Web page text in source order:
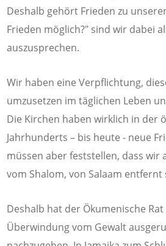
Deshalb gehört Frieden zu
Frieden möglich?" sind wir dabei
auszusprechen.
Wir haben eine Verpflichtung,
umzusetzen im täglichen Leben
Die Kirchen haben wirklich in der
Jahrhunderts – bis heute - neue
müssen aber feststellen, dass wir
vom Shalom, von Salaam entfernt
Deshalb hat der Ökumenische
Überwindung vom Gewalt